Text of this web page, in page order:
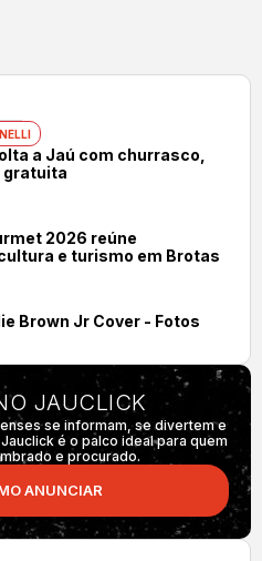
a Jaú com churrasco,
gratuita
2026 reúne
e turismo em Brotas
Brown Jr Cover - Fotos
JAUCLICK
se informam, se divertem e
é o palco ideal para quem
e procurado.
ANUNCIAR